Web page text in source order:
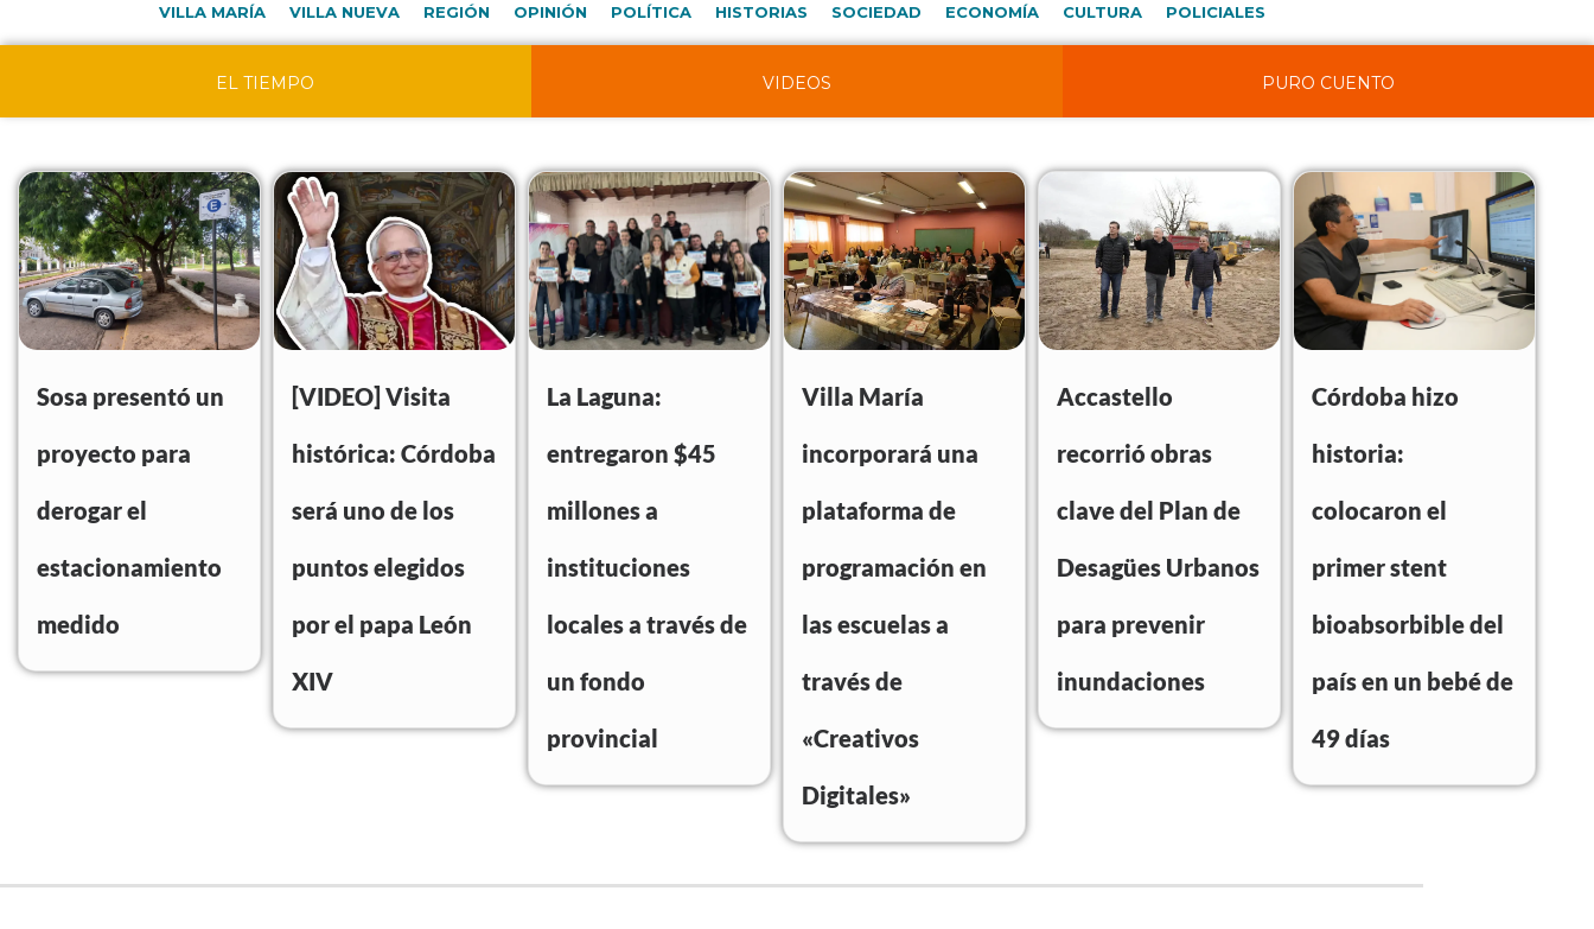
VILLA MARÍA VILLA NUEVA REGIÓN OPINIÓN POLÍTICA HISTORIAS SOCIEDAD ECONOMÍA CULTURA POLICIALES
EL TIEMPO VIDEOS PURO CUENTO
Sosa presentó un
proyecto para
derogar el
estacionamiento
medido
[VIDEO] Visita
histórica: Córdoba
será uno de los
puntos elegidos
por el papa León
XIV
La Laguna:
entregaron $45
millones a
instituciones
locales a través de
un fondo
provincial
Villa María
incorporará una
plataforma de
programación en
las escuelas a
través de
«Creativos
Digitales»
Accastello
recorrió obras
clave del Plan de
Desagües Urbanos
para prevenir
inundaciones
Córdoba hizo
historia:
colocaron el
primer stent
bioabsorbible del
país en un bebé de
49 días